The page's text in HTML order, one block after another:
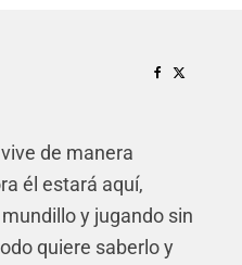
de manera
él estará aquí,
y jugando sin
quiere saberlo y